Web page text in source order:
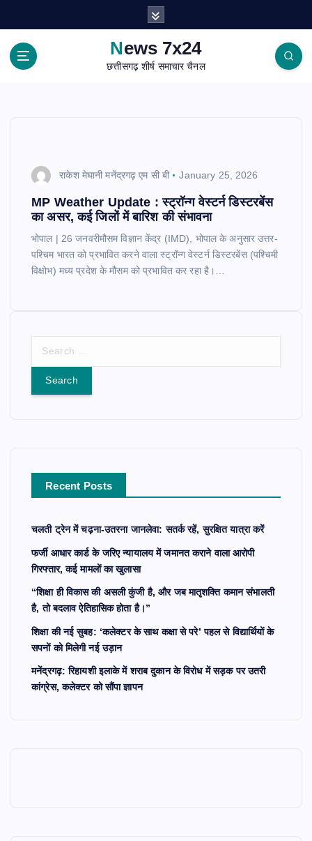
News 7x24
छत्तीसगढ़ शीर्ष समाचार चैनल
राकेश मेघानी मनेंद्रगढ़ एम सी बी January 25, 2026
MP Weather Update : स्ट्रॉन्ग वेस्टर्न डिस्टरबेंस
का असर, कई जिलों में बारिश की संभावना
भोपाल | 26 जनवरीमौसम विज्ञान केंद्र (IMD), भोपाल के अनुसार उत्तर-
पश्चिम भारत को प्रभावित करने वाला स्ट्रॉन्ग वेस्टर्न डिस्टरबेंस (पश्चिमी
विक्षोभ) मध्य प्रदेश के मौसम को प्रभावित कर रहा है।…
r
Recent Posts
चलती ट्रेन में चढ़ना-उतरना जानलेवा: सतर्क रहें, सुरक्षित यात्रा करें
फर्जी आधार कार्ड के जरिए न्यायालय में जमानत कराने वाला आरोपी
गिरफ्तार, कई मामलों का खुलासा
“शिक्षा ही विकास की असली कुंजी है, और जब मातृशक्ति कमान संभालती
है, तो बदलाव ऐतिहासिक होता है।”
शिक्षा की नई सुबह: ‘कलेक्टर के साथ कक्षा से परे’ पहल से विद्यार्थियों के
सपनों को मिलेगी नई उड़ान
मनेंद्रगढ़: रिहायशी इलाके में शराब दुकान के विरोध में सड़क पर उतरी
कांग्रेस, कलेक्टर को सौंपा ज्ञापन